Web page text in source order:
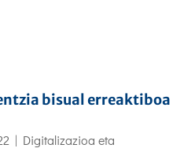
bisual erreaktiboa
| Digitalizazioa eta